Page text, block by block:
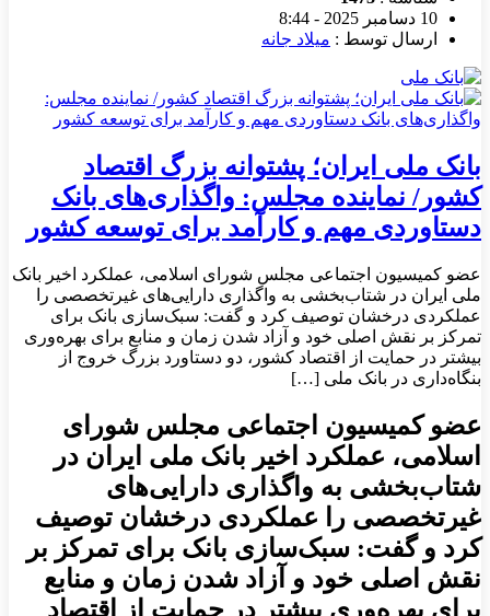
10 دسامبر 2025 - 8:44
ارسال توسط : میلاد جانه
بانک ملی ایران؛ پشتوانه بزرگ اقتصاد
کشور/ نماینده مجلس: واگذاری‌های بانک
دستاوردی مهم و کارآمد برای توسعه کشور
عضو کمیسیون اجتماعی مجلس شورای اسلامی، عملکرد اخیر بانک
ملی ایران در شتاب‌بخشی به واگذاری دارایی‌های غیرتخصصی را
عملکردی درخشان توصیف کرد و گفت: سبک‌سازی بانک برای
تمرکز بر نقش اصلی خود و آزاد شدن زمان و منابع برای بهره‌وری
بیشتر در حمایت از اقتصاد کشور، دو دستاورد بزرگ خروج از
بنگاه‌داری در بانک ملی […]
عضو کمیسیون اجتماعی مجلس شورای
اسلامی، عملکرد اخیر بانک ملی ایران در
شتاب‌بخشی به واگذاری دارایی‌های
غیرتخصصی را عملکردی درخشان توصیف
کرد و گفت: سبک‌سازی بانک برای تمرکز بر
نقش اصلی خود و آزاد شدن زمان و منابع
برای بهره‌وری بیشتر در حمایت از اقتصاد